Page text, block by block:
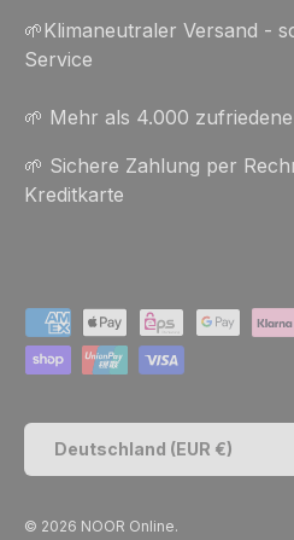
🌱Klimaneutraler Versand -
Service
🌱 Mehr als 4.000
🌱 Sichere Zahlung per
Kreditkarte
Zahlungsmethoden
Land/Region
Deutschland (EUR €)
© 2026 NOOR Online.